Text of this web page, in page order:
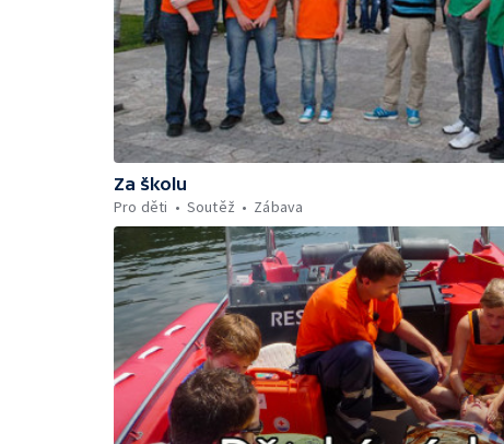
Za školu
Pro děti
Soutěž Zábava